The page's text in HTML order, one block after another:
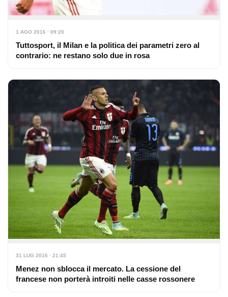
1 AGO 2016 · 09:20
Tuttosport, il Milan e la politica dei parametri zero al
contrario: ne restano solo due in rosa
31 LUG 2016 · 21:45
Menez non sblocca il mercato. La cessione del
francese non porterà introiti nelle casse rossonere